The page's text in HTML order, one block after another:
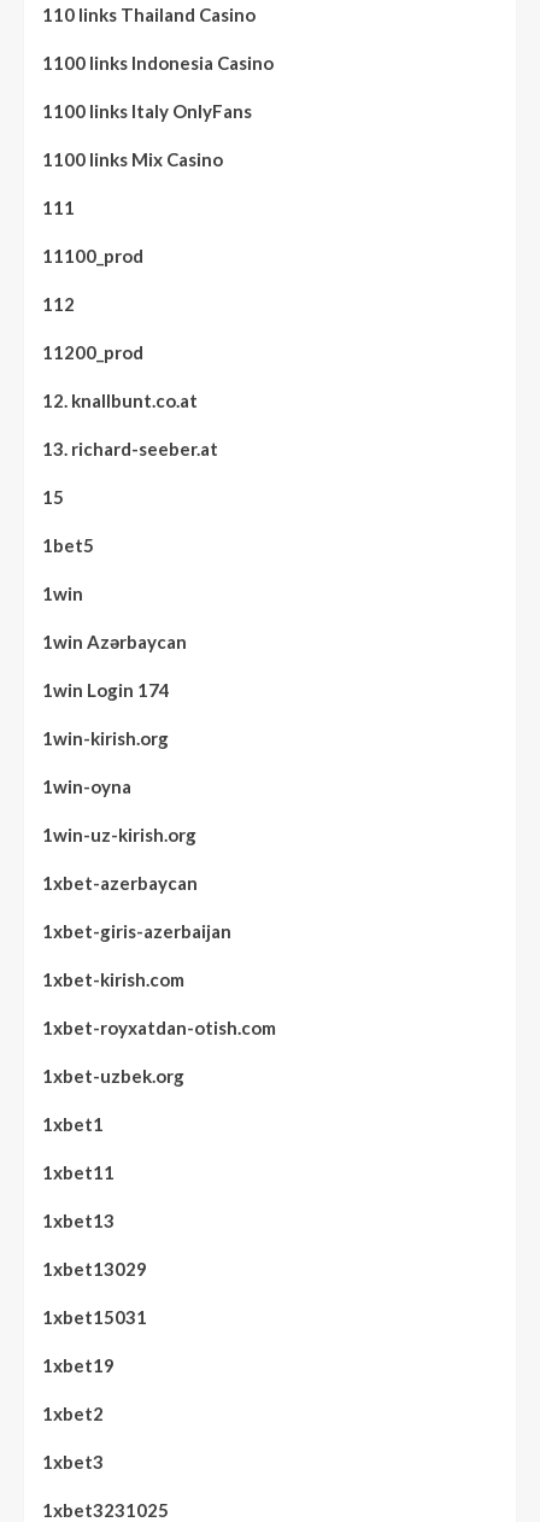
110 links Thailand Casino
1100 links Indonesia Casino
1100 links Italy OnlyFans
1100 links Mix Casino
111
11100_prod
112
11200_prod
12. knallbunt.co.at
13. richard-seeber.at
15
1bet5
1win
1win Azərbaycan
1win Login 174
1win-kirish.org
1win-oyna
1win-uz-kirish.org
1xbet-azerbaycan
1xbet-giris-azerbaijan
1xbet-kirish.com
1xbet-royxatdan-otish.com
1xbet-uzbek.org
1xbet1
1xbet11
1xbet13
1xbet13029
1xbet15031
1xbet19
1xbet2
1xbet3
1xbet3231025